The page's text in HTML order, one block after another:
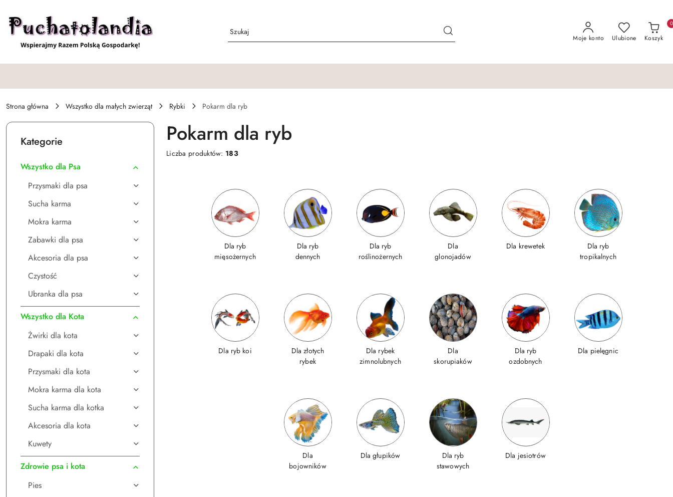
Moje konto Ulubione Koszyk
0
Strona główna Wszystko dla małych zwierząt Rybki Pokarm dla ryb
Kategorie
Wszystko dla Psa
Przysmaki dla psa
Sucha karma
Mokra karma
Zabawki dla psa
Akcesoria dla psa
Czystość
Ubranka dla psa
Wszystko dla Kota
Żwirki dla kota
Drapaki dla kota
Przysmaki dla kota
Mokra karma dla kota
Sucha karma dla kotka
Akcesoria dla kota
Kuwety
Zdrowie psa i kota
Pies
Pokarm dla ryb
Liczba produktów: 183
Dla ryb
mięsożernych
Dla ryb
dennych
Dla ryb
roślinożernych
Dla
glonojadów
Dla krewetek
Dla ryb
tropikalnych
Dla ryb koi
Dla złotych
rybek
Dla rybek
zimnolubnych
Dla
skorupiaków
Dla ryb
ozdobnych
Dla pielęgnic
Dla
bojowników
Dla głupików
Dla ryb
stawowych
Dla jesiotrów